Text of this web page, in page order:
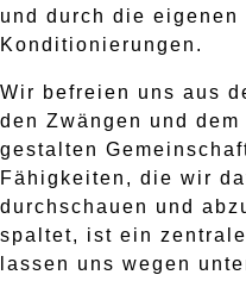
und durch die
Konditionierungen.
Wir befreien uns aus
den Zwängen und
gestalten
Fähigkeiten, die wir
durchschauen und
spaltet, ist ein
lassen uns wegen